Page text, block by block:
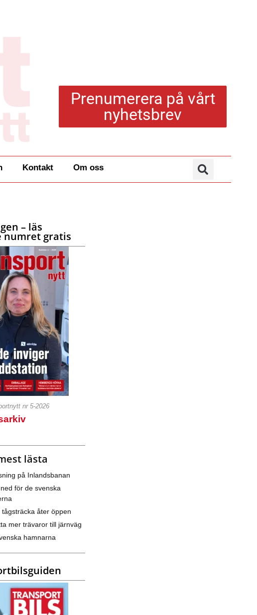
Prenumerera på vårt
nyhetsbrev
Kontakt Om oss
– läs
numret gratis
nr 5-2026
lästa
på Inlandsbanan
för de svenska
tågsträcka åter öppen
mer trävaror till järnväg
hamnarna